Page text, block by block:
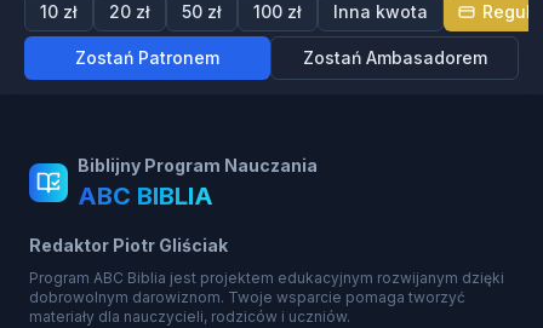
10 zł
20 zł 50 zł 100 zł Inna kwota
Zostań Patronem Zostań Ambasadorem
Biblijny Program Nauczania
ABC BIBLIA
Redaktor Piotr Gliściak
Program ABC Biblia jest projektem edukacyjnym rozwijanym dzięki
dobrowolnym darowiznom. Twoje wsparcie pomaga tworzyć
materiały dla nauczycieli, rodziców i uczniów.